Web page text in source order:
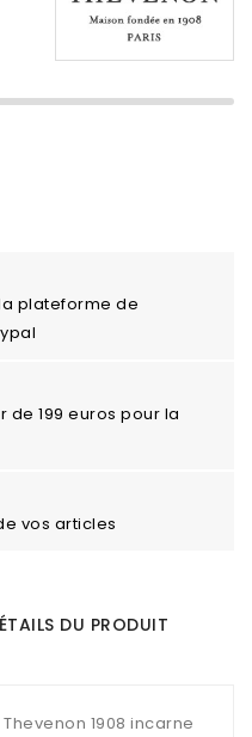
plateforme de
de 199 euros pour la
vos articles
DU PRODUIT
1908 incarne